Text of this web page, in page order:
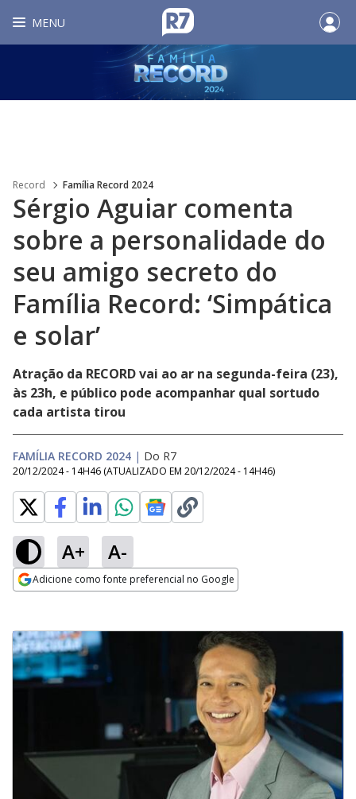
MENU
Record Família Record 2024
Sérgio Aguiar comenta
sobre a personalidade do
seu amigo secreto do
Família Record: ‘Simpática
e solar’
Atração da RECORD vai ao ar na segunda-feira (23),
às 23h, e público pode acompanhar qual sortudo
cada artista tirou
FAMÍLIA RECORD 2024 | Do R7
20/12/2024 - 14H46 (ATUALIZADO EM 20/12/2024 - 14H46)
A+ A-
Adicione como fonte preferencial no Google